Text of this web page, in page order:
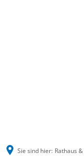
Sie sind hier: Rathaus